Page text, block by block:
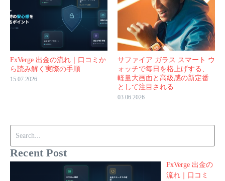
FxVerge 出金の流れ｜口コミか
ら読み解く実際の手順
15.07.2026
サファイア ガラス スマート ウ
ォッチで毎日を格上げする、
軽量大画面と高級感の新定番
として注目される
03.06.2026
Recent Post
FxVerge 出金の
流れ｜口コミ